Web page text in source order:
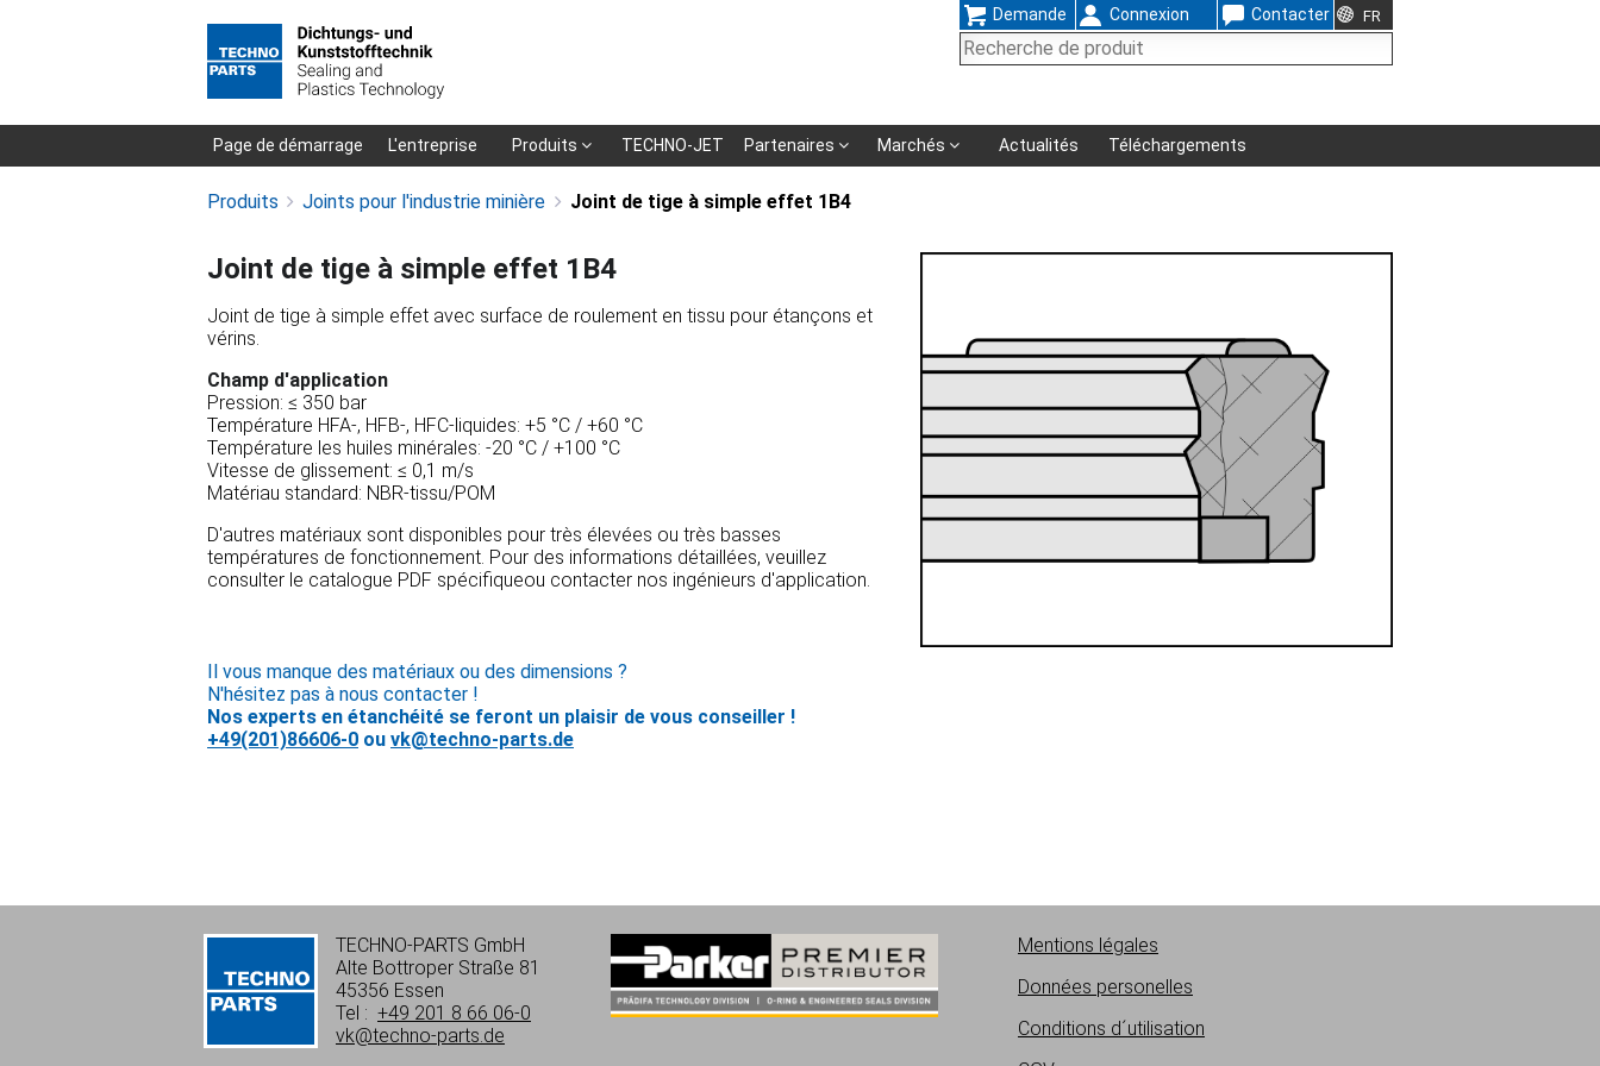
Aller
Demande Connexion Contacter FR
Aller
Page de démarrage L'entreprise Produits TECHNO-JET Partenaires Marchés Actualités Téléchargements
Produits Joints pour l'industrie minière Joint de tige à simple effet 1B4
Joint de tige à simple effet 1B4
Joint de tige à simple effet avec surface de roulement en tissu pour étançons et
vérins.
Champ d'application
Pression: ≤ 350 bar
Température HFA-, HFB-, HFC-liquides: +5 °C / +60 °C
Température les huiles minérales: -20 °C / +100 °C
Vitesse de glissement: ≤ 0,1 m/s
Matériau standard: NBR-tissu/POM
D'autres matériaux sont disponibles pour très élevées ou très basses
températures de fonctionnement. Pour des informations détaillées, veuillez
consulter le catalogue PDF spécifiqueou contacter nos ingénieurs d'application.
Il vous manque des matériaux ou des dimensions ?
N'hésitez pas à nous contacter !
Nos experts en étanchéité se feront un plaisir de vous conseiller !
+49(201)86606-0 ou vk@techno-parts.de
TECHNO-PARTS GmbH
Alte Bottroper Straße 81
45356 Essen
Tel : +49 201 8 66 06-0
vk@techno-parts.de
Mentions légales
Données personelles
Conditions d´utilisation